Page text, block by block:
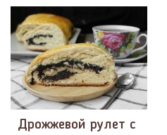
Дрожжевой рулет с